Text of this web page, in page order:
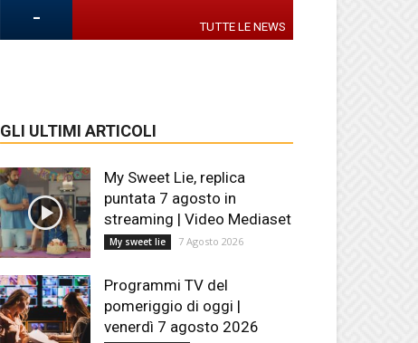
- TUTTE LE NEWS
GLI ULTIMI ARTICOLI
My Sweet Lie, replica
puntata 7 agosto in
streaming | Video Mediaset
My sweet lie 7 Agosto 2026
Programmi TV del
pomeriggio di oggi |
venerdì 7 agosto 2026